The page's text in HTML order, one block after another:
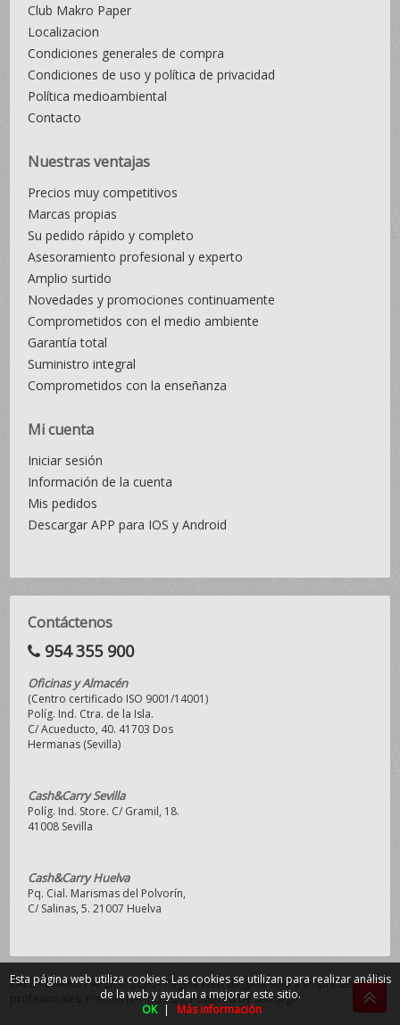
Club Makro Paper
Localizacion
Condiciones generales de compra
Condiciones de uso y política de privacidad
Política medioambiental
Contacto
Nuestras ventajas
Precios muy competitivos
Marcas propias
Su pedido rápido y completo
Asesoramiento profesional y experto
Amplio surtido
Novedades y promociones continuamente
Comprometidos con el medio ambiente
Garantía total
Suministro integral
Comprometidos con la enseñanza
Mi cuenta
Iniciar sesión
Información de la cuenta
Mis pedidos
Descargar APP para IOS y Android
Contáctenos
954 355 900
Oficinas y Almacén
(Centro certificado ISO 9001/14001)
Políg. Ind. Ctra. de la Isla.
C/ Acueducto, 40. 41703 Dos
Hermanas (Sevilla)
Cash&Carry Sevilla
Políg. Ind. Store. C/ Gramil, 18.
41008 Sevilla
Cash&Carry Huelva
Pq. Cial. Marismas del Polvorín,
C/ Salinas, 5. 21007 Huelva
PAEZ - MAKRO PAPER © 2026 - Página Web dirigida sólo a empresas y
profesionales. Precios IVA incluido.Powered by Sellforge.
Esta página web utiliza cookies. Las cookies se utilizan para realizar análisis
de la web y ayudan a mejorar este sitio.
OK | Más información